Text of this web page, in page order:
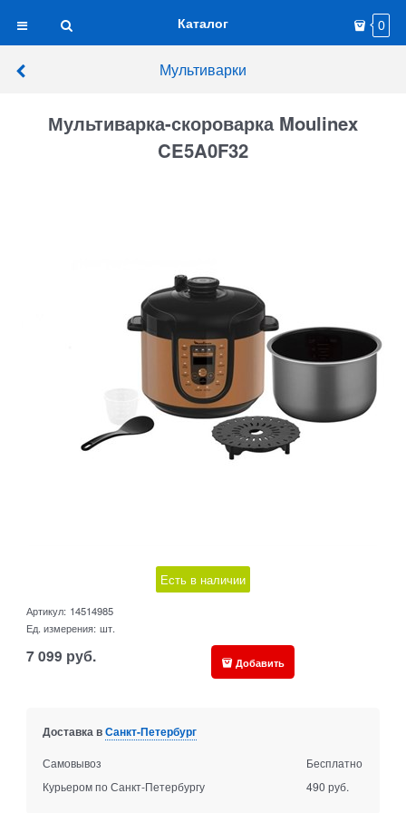
Каталог 0
Мультиварки
Мультиварка-скороварка Moulinex
CE5A0F32
Есть в наличии
Артикул: 14514985
Ед. измерения: шт.
7 099 руб. Добавить
Доставка вСанкт-Петербург
Самовывоз
Бесплатно
Курьером по Санкт-Петербургу
490 руб.